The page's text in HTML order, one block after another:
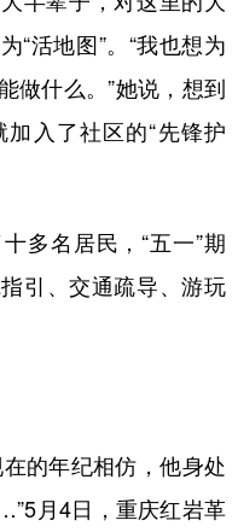
“活地图”。“我也想为
做什么。”她说，想到
入了社区的“先锋护
名居民，“五一”期
引、交通疏导、游玩
的年纪相仿，他身处
月4日，重庆红岩革